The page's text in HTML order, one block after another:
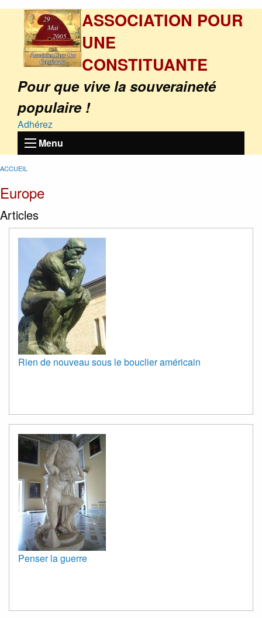
ASSOCIATION POUR
UNE
CONSTITUANTE
Pour que vive la souveraineté
populaire !
Adhérez
Menu
ACCUEIL
Europe
Articles
Rien de nouveau sous le bouclier américain
Penser la guerre